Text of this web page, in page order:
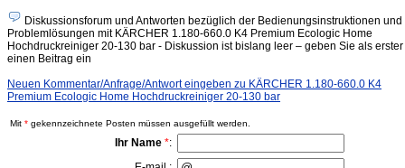
Diskussionsforum und Antworten bezüglich der Bedienungsinstruktionen und
Problemlösungen mit KÄRCHER 1.180-660.0 K4 Premium Ecologic Home
Hochdruckreiniger 20-130 bar - Diskussion ist bislang leer – geben Sie als erster
einen Beitrag ein
Neuen Kommentar/Anfrage/Antwort eingeben zu KÄRCHER 1.180-660.0 K4
Premium Ecologic Home Hochdruckreiniger 20-130 bar
Mit * gekennzeichnete Posten müssen ausgefüllt werden.
Ihr Name *: